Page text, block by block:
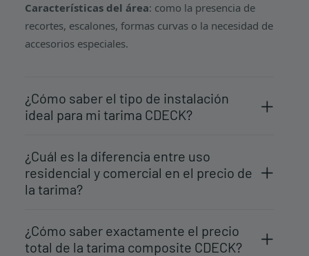
Características del área: como la presencia de
recortes, escalones, formas curvas o la necesidad de
accesorios especiales.
¿Cómo saber el tipo de instalación
ideal para mi tarima CDECK?
¿Cuál es la diferencia entre uso
residencial y comercial en el precio de
la tarima?
¿Cómo saber exactamente el precio
total de la tarima composite CDECK?